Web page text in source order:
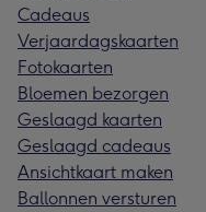
Cadeaus
Verjaardagskaarten
Fotokaarten
Bloemen bezorgen
Geslaagd kaarten
Geslaagd cadeaus
Ansichtkaart maken
Ballonnen versturen